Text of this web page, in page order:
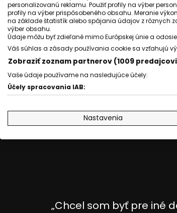
„Chcel som byť pre iné
personalizovanú reklamu. Použiť profily na výber
profily na výber prispôsobeného obsahu. Meranie
na základe štatistík alebo spájania údajov z rôznych
výber obsahu.
Údaje môžu byť zdieľané mimo Európskej únie a
Váš súhlas a zásady používania cookie sa vzťahujú
Zobraziť zoznam partnerov (1009
Vaše údaje používame na nasledujúce účely:
Účely spracovania IAB:
Použiť obmedzené údaje na výber reklamy
Použiť profily na výber prispôsobeného
Nastavenia